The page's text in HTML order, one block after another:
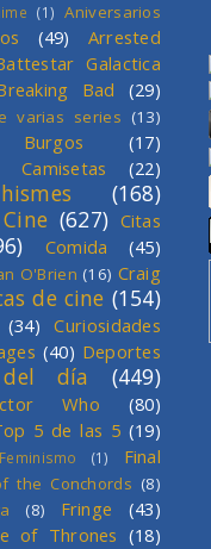
(1) Aniversarios
(49)
Arrested
Galactica
Bad (29)
varias series (13)
Burgos
(17)
Camisetas
(22)
(168)
Cine (627) Citas
Comida
(45)
O'Brien (16) Craig
de cine (154)
(34)
Curiosidades
(40) Deportes
del día (449)
Who
(80)
5 de las 5 (19)
Feminismo (1)
Final
the Conchords (8)
(8) Fringe
(43)
of Thrones (18)